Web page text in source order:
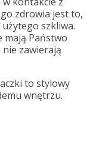
zdrowia jest to,
szkliwa.
mają Państwo
nie zawierają
to stylowy
wnętrzu.